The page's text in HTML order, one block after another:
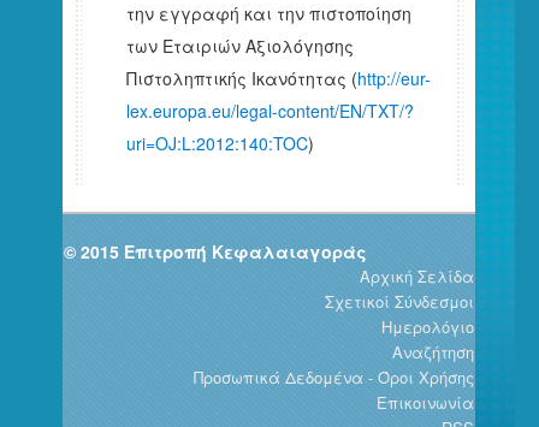
την εγγραφή και την πιστοποίηση
των Εταιριών Αξιολόγησης
Πιστοληπτικής Ικανότητας (http://eur-
lex.europa.eu/legal-content/EN/TXT/?
uri=OJ:L:2012:140:TOC)
© 2015 Επιτροπή Κεφαλαιαγοράς
Αρχική Σελίδα
Σχετικοί Σύνδεσμοι
Ημερολόγιο
Αναζήτηση
Προσωπικά Δεδομένα - Όροι Χρήσης
Επικοινωνία